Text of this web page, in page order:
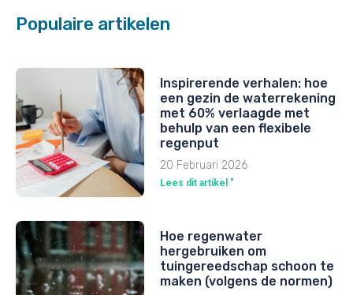
Populaire artikelen
Inspirerende verhalen: hoe
een gezin de waterrekening
met 60% verlaagde met
behulp van een flexibele
regenput
20 Februari 2026
Lees dit artikel "
Hoe regenwater
hergebruiken om
tuingereedschap schoon te
maken (volgens de normen)